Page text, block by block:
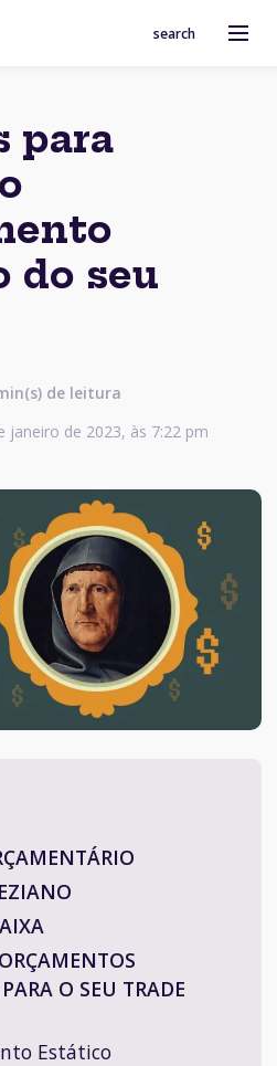
search
para
do seu
de leitura
janeiro de 2023, às 7:22 pm
O SEU TRADE
Estático